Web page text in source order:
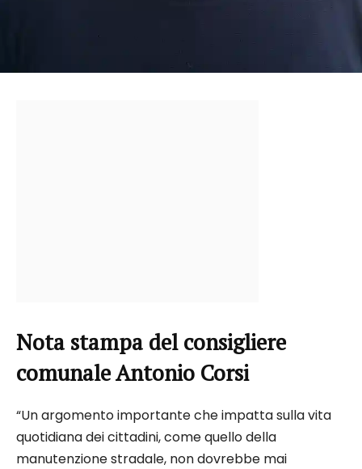
Nota stampa del consigliere
comunale Antonio Corsi
“Un argomento importante che impatta sulla vita
quotidiana dei cittadini, come quello della
manutenzione stradale, non dovrebbe mai